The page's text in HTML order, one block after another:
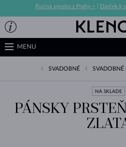
Ručná výroba z Prahy > Darček k
MENU
SVADOBNÉ SVADOBNÉ
NA SKLADE
PÁNSKY